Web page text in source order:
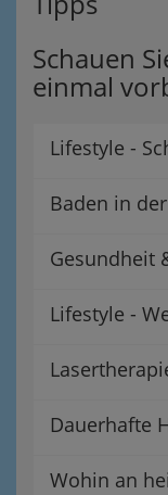
Schauen
einmal
Lifestyle -
Baden in
Gesundheit
Lifestyle -
Dauerhafte
Wohin an